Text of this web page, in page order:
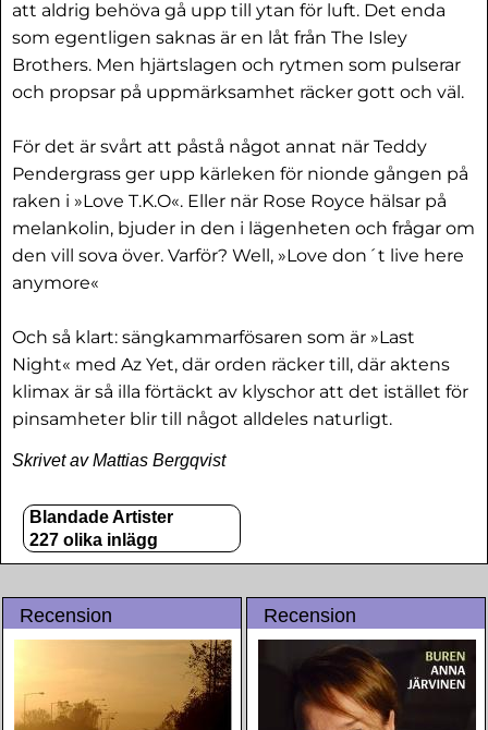
att aldrig behöva gå upp till ytan för luft. Det enda
som egentligen saknas är en låt från The Isley
Brothers. Men hjärtslagen och rytmen som pulserar
och propsar på uppmärksamhet räcker gott och väl.
För det är svårt att påstå något annat när Teddy
Pendergrass ger upp kärleken för nionde gången på
raken i »Love T.K.O«. Eller när Rose Royce hälsar på
melankolin, bjuder in den i lägenheten och frågar om
den vill sova över. Varför? Well, »Love don´t live here
anymore«
Och så klart: sängkammarfösaren som är »Last
Night« med Az Yet, där orden räcker till, där aktens
klimax är så illa förtäckt av klyschor att det istället för
pinsamheter blir till något alldeles naturligt.
Skrivet av Mattias Bergqvist
Blandade Artister
227 olika inlägg
Recension Recension